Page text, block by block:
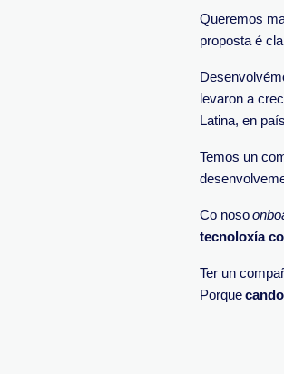
Queremos
proposta é
levaron a
Latina, en
Temos un
Co noso
tecnoloxía
Ter un
Porque